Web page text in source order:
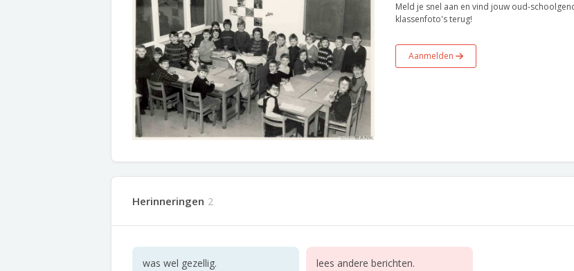
Meld je snel aan en vind jouw oud-
klassenfoto's terug!
Aanmelden
Herinneringen 2
was wel gezellig.
lees andere berichten.